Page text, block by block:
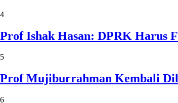
4
Prof Ishak Hasan: DPRK Harus
5
Prof Mujiburrahman Kembali
6